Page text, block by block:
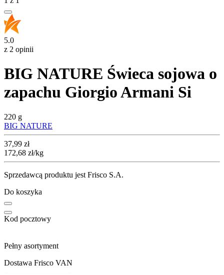
5.0
z 2 opinii
BIG NATURE Świeca sojowa o
zapachu Giorgio Armani Si
220 g
BIG NATURE
Cena
37,99 zł
172,68 zł/kg
Sprzedawcą produktu jest Frisco S.A.
Do koszyka
Kod pocztowy
Pełny asortyment
Dostawa Frisco VAN